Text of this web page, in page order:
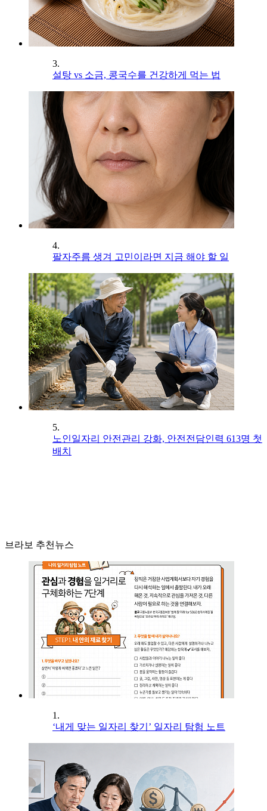
3.
설탕 vs 소금, 콩국수를 건강하게 먹는 법
4.
팔자주름 생겨 고민이라면 지금 해야 할 일
5.
노인일자리 안전관리 강화, 안전전담인력 613명 첫
배치
브라보 추천뉴스
1.
‘내게 맞는 일자리 찾기’ 일자리 탐험 노트